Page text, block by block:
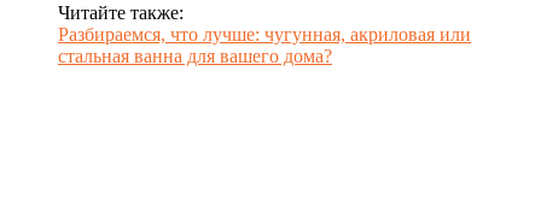
Читайте также:
Разбираемся, что лучше: чугунная, акриловая или
стальная ванна для вашего дома?